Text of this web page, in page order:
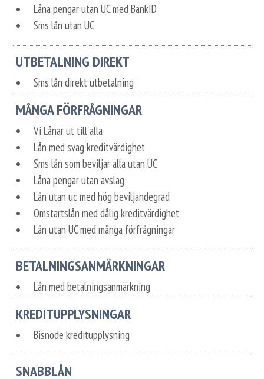
Låna pengar utan UC med BankID
Sms lån utan UC
UTBETALNING DIREKT
Sms lån direkt utbetalning
MÅNGA FÖRFRÅGNINGAR
Vi Lånar ut till alla
Lån med svag kreditvärdighet
Sms lån som beviljar alla utan UC
Låna pengar utan avslag
Lån utan uc med hög beviljandegrad
Omstartslån med dålig kreditvärdighet
Lån utan UC med många förfrågningar
BETALNINGSANMÄRKNINGAR
Lån med betalningsanmärkning
KREDITUPPLYSNINGAR
Bisnode kreditupplysning
SNABBLÅN